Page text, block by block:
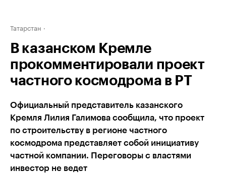
Татарстан
В казанском Кремле
прокомментировали проект
частного космодрома в РТ
Официальный представитель казанского
Кремля Лилия Галимова сообщила, что проект
по строительству в регионе частного
космодрома представляет собой инициативу
частной компании. Переговоры с властями
инвестор не ведет